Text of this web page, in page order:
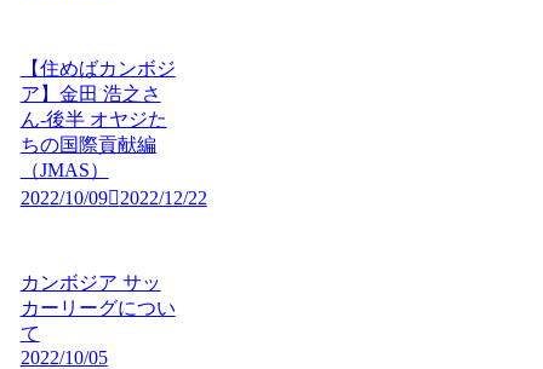
【住めばカンボジ
ア】金田 浩之さ
ん-後半 オヤジた
ちの国際貢献編
（JMAS）
2022/10/09
2022/12/22
カンボジア サッ
カーリーグについ
て
2022/10/05